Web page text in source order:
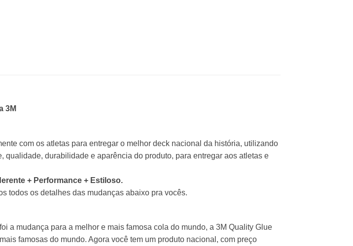
3M
com os atletas para entregar o melhor deck nacional da história, utilizando
durabilidade e aparência do produto, para entregar aos atletas e
+ Performance + Estiloso.
todos os detalhes das mudanças abaixo pra vocês.
a mudança para a melhor e mais famosa cola do mundo, a 3M Quality Glue
famosas do mundo. Agora você tem um produto nacional, com preço